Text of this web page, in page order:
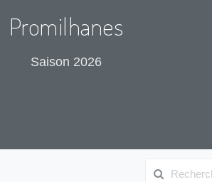
Promilhanes
Saison 2026